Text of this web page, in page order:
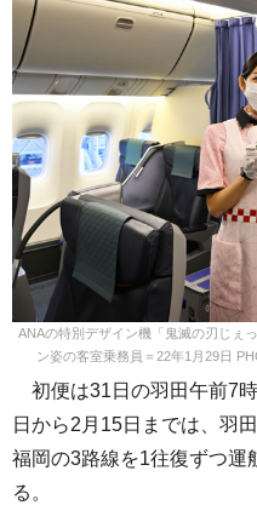
ANAの特別デザイン機「鬼滅の刃じぇ
ン姿の客室乗務員＝22年1月29日
初便は31日の羽田午前7
日から2月15日までは、羽
福岡の3路線を1往復ずつ運
る。